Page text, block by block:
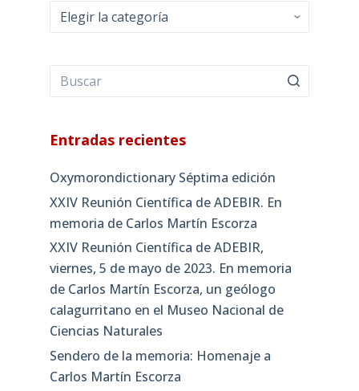
Categorías
Entradas recientes
Oxymorondictionary Séptima edición
XXIV Reunión Científica de ADEBIR. En
memoria de Carlos Martín Escorza
XXIV Reunión Científica de ADEBIR,
viernes, 5 de mayo de 2023. En memoria
de Carlos Martín Escorza, un geólogo
calagurritano en el Museo Nacional de
Ciencias Naturales
Sendero de la memoria: Homenaje a
Carlos Martín Escorza